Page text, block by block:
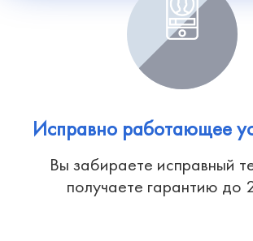
Исправно работающее
Вы забираете исправный
получаете гарантию до